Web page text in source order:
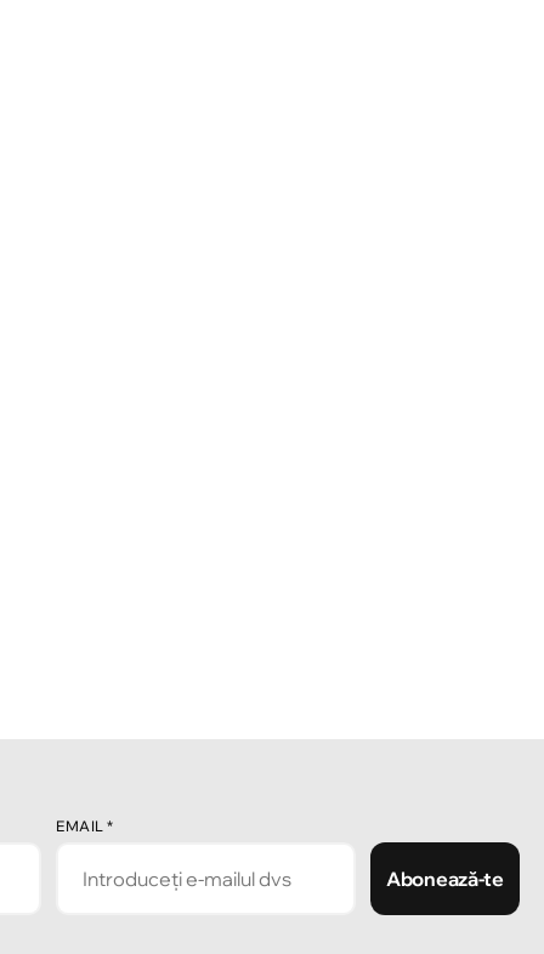
EMAIL*
Abonează-te